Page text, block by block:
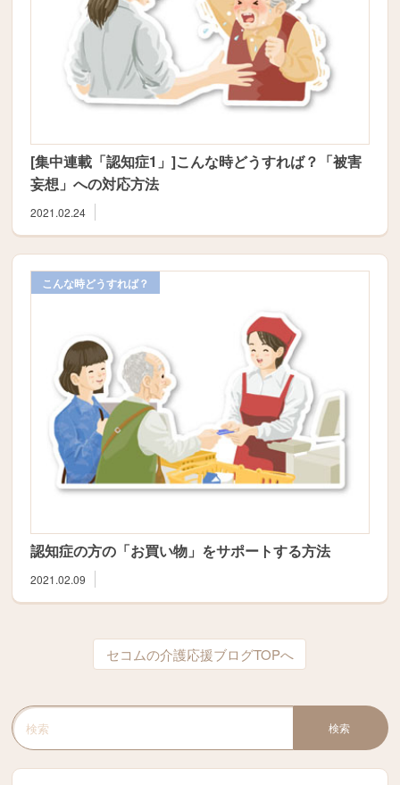
[集中連載「認知症1」]こんな時どうすれば？「被害
妄想」への対応方法
2021.02.24
こんな時どうすれば？
認知症の方の「お買い物」をサポートする方法
2021.02.09
セコムの介護応援ブログTOPへ
検索キーワード入力
検索